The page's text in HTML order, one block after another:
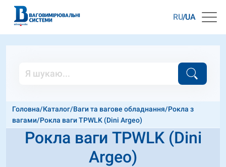
RU UA
Головна/Каталог/Ваги та вагове обладнання/Рокла з
вагами/Рокла ваги TPWLK (Dini Argeo)
Рокла ваги TPWLK (Dini
Argeo)